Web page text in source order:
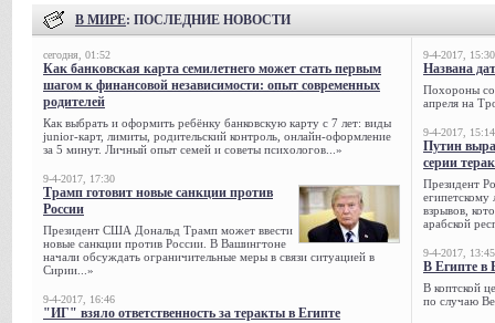
В МИРЕ: ПОСЛЕДНИЕ НОВОСТИ
сегодня, 01:52
Как банковская карта семилетнего может стать первым
шагом к финансовой независимости: опыт современных
родителей
Как выбрать и оформить ребёнку банковскую карту с 7 лет: виды
junior-карт, лимиты, родительский контроль, онлайн-оформление
за 5 минут. Личный опыт семей и советы психологов...»
9-4-2017, 17:30
Трамп готовит новые санкции против
России
Президент США Дональд Трамп может ввести
новые санкции против России. В Вашингтоне
начали обсуждать ограничительные меры в связи ситуацией в
Сирии...»
9-4-2017, 16:46
"ИГ" взяло ответственность за теракты в Египте
9-4-2017, 15:30
Названа
Похороны
апреля на
9-4-2017, 15:14
Путин
серии
Президент
египетскому
взрывов,
арабской
9-4-2017, 13:45
В Египте в
В коптской
по случаю